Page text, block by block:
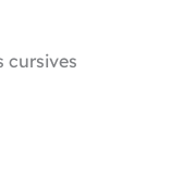
cursives